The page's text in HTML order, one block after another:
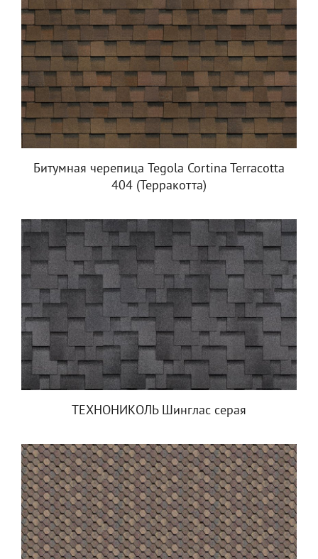
Битумная черепица Tegola Cortina Terracotta
404 (Терракотта)
ТЕХНОНИКОЛЬ Шинглас серая